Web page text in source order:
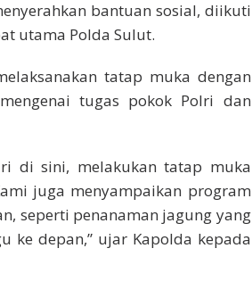
bantuan sosial, diikuti
utama Polda Sulut.
tatap muka dengan
tugas pokok Polri dan
di sini, melakukan tatap muka
juga menyampaikan program
seperti penanaman jagung yang
ke depan,” ujar Kapolda kepada